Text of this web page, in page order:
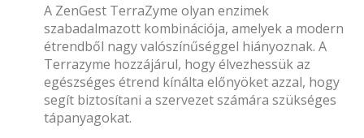
A ZenGest TerraZyme olyan enzimek
szabadalmazott kombinációja, amelyek a modern
étrendből nagy valószínűséggel hiányoznak. A
Terrazyme hozzájárul, hogy élvezhessük az
egészséges étrend kínálta előnyöket azzal, hogy
segít biztosítani a szervezet számára szükséges
tápanyagokat.